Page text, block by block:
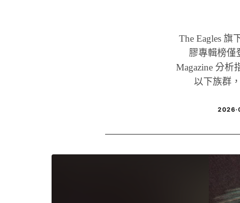
The Eagles 旗
膠專輯榜僅
Magazine 分
以下族群